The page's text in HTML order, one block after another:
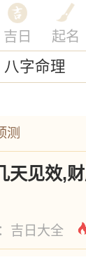
吉日 起名
八字命理
测
天见效,
吉日大全